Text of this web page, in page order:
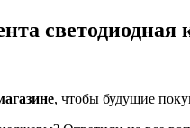
светодиодная
, чтобы будущие